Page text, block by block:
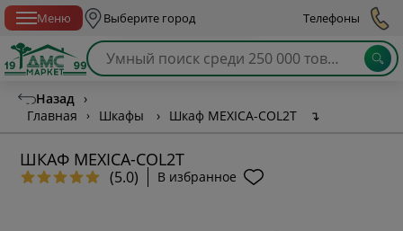
Меню Выберите город Телефоны
Назад ›
Главная
› Шкафы › Шкаф MEXICA-COL2T ↴
ШКАФ MEXICA-COL2T
(5.0) В избранное